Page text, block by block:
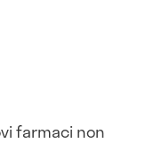
farmaci non